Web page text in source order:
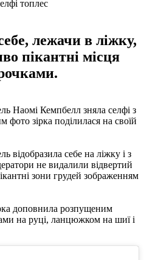
лежачи в ліжку,
пікантні місця
Наомі Кемпбелл зняла селфі з
зірка поділилася на своїй
відобразила себе на ліжку і з
не видалили відвертий
зони грудей зображенням
доповнила розпущеним
на руці, ланцюжком на шиї і